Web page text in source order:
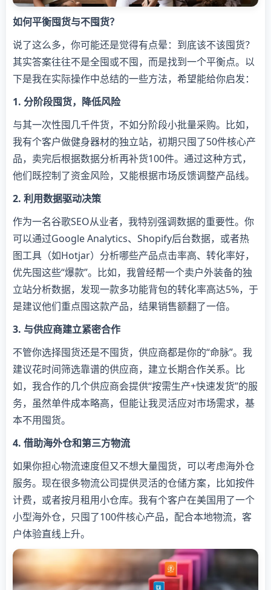
如何平衡囤货与不囤货？
说了这么多，你可能还是觉得有点晕：到底该不该囤货？
其实答案往往不是全囤或不囤，而是找到一个平衡点。以
下是我在实际操作中总结的一些方法，希望能给你启发：
1. 分阶段囤货，降低风险
与其一次性囤几千件货，不如分阶段小批量采购。比如，
我有个客户做健身器材的独立站，初期只囤了50件核心产
品，卖完后根据数据分析再补货100件。通过这种方式，
他们既控制了资金风险，又能根据市场反馈调整产品线。
2. 利用数据驱动决策
作为一名谷歌SEO从业者，我特别强调数据的重要性。你
可以通过Google Analytics、Shopify后台数据，或者热
图工具（如Hotjar）分析哪些产品点击率高、转化率好，
优先囤这些“爆款”。比如，我曾经帮一个卖户外装备的独
立站分析数据，发现一款多功能背包的转化率高达5%，于
是建议他们重点囤这款产品，结果销售额翻了一倍。
3. 与供应商建立紧密合作
不管你选择囤货还是不囤货，供应商都是你的“命脉”。我
建议花时间筛选靠谱的供应商，建立长期合作关系。比
如，我合作的几个供应商会提供“按需生产+快速发货”的服
务，虽然单件成本略高，但能让我灵活应对市场需求，基
本不用囤货。
4. 借助海外仓和第三方物流
如果你担心物流速度但又不想大量囤货，可以考虑海外仓
服务。现在很多物流公司提供灵活的仓储方案，比如按件
计费，或者按月租用小仓库。我有个客户在美国用了一个
小型海外仓，只囤了100件核心产品，配合本地物流，客
户体验直线上升。